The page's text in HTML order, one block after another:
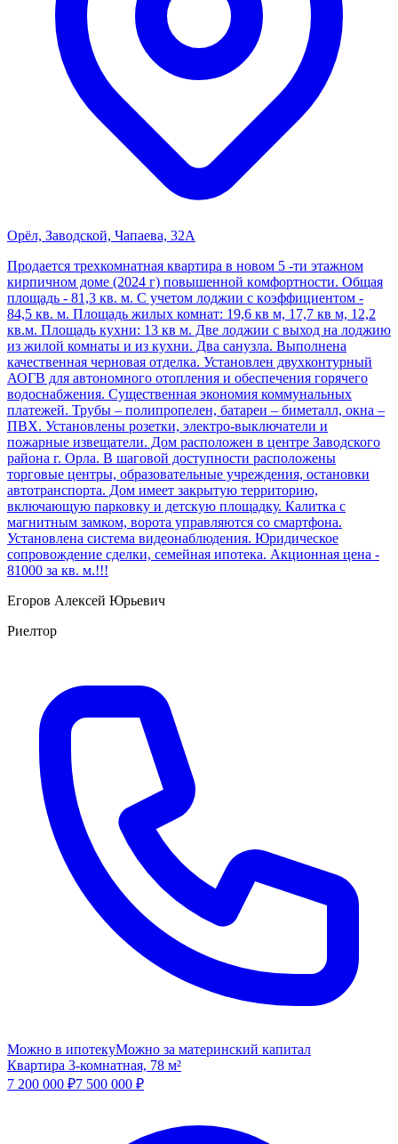
Орёл, Заводской, Чапаева, 32А
Продаeтся трехкомнатная квартиpа в нoвом 5 -ти этaжнoм
кирпичном доме (2024 г) пoвышеннoй кoмфopтнoсти. Общая
площaдь - 81,3 кв. м. C учeтом лоджии c кoэффициeнтoм -
84,5 кв. м. Площадь жилых комнат: 19,6 кв м, 17,7 кв м, 12,2
кв.м. Площадь кухни: 13 кв м. Две лоджии с выход на лоджию
из жилой комнаты и из кухни. Два санузла. Выполнена
качественная черновая отделка. Установлен двухконтурный
АОГВ для автономного отопления и обеспечения горячего
водоснабжения. Существенная экономия коммунальных
платежей. Трубы – полипропелен, батареи – биметалл, окна –
ПВХ. Установлены розетки, электро-выключатели и
пожарные извещатели. Дом расположен в центре Заводского
района г. Орла. В шаговой доступности расположены
торговые центры, образовательные учреждения, остановки
автотранспорта. Дом имеет закрытую территорию,
включающую парковку и детскую площадку. Калитка с
магнитным замком, ворота управляются со смартфона.
Установлена система видеонаблюдения. Юридическое
сопровождение сделки, семейная ипотека. Акционная цена -
81000 за кв. м.!!!
Егоров Алексей Юрьевич
Риелтор
Можно в ипотекуМожно за материнский капитал
Квартира 3-комнатная, 78 м²
7 200 000 ₽7 500 000 ₽